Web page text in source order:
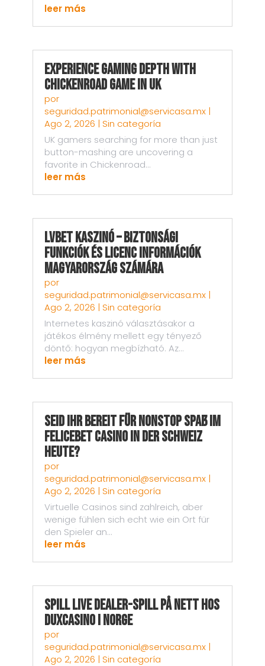
leer más
Experience Gaming Depth with
Chickenroad Game in UK
por
seguridad.patrimonial@servicasa.mx|
Ago 2, 2026 | Sin categoría
UK gamers searching for more than just
button-mashing are uncovering a
favorite in Chickenroad...
leer más
LVBet kaszinó – Biztonsági
funkciók és licenc információk
Magyarország számára
por
seguridad.patrimonial@servicasa.mx|
Ago 2, 2026 | Sin categoría
Internetes kaszinó választásakor a
játékos élmény mellett egy tényező
döntő: hogyan megbízható. Az...
leer más
Seid ihr bereit für nonstop Spaß im
Felicebet Casino in der Schweiz
heute?
por
seguridad.patrimonial@servicasa.mx|
Ago 2, 2026 | Sin categoría
Virtuelle Casinos sind zahlreich, aber
wenige fühlen sich echt wie ein Ort für
den Spieler an...
leer más
Spill live dealer-spill på nett hos
DuxCasino i Norge
por
seguridad.patrimonial@servicasa.mx|
Ago 2, 2026 | Sin categoría